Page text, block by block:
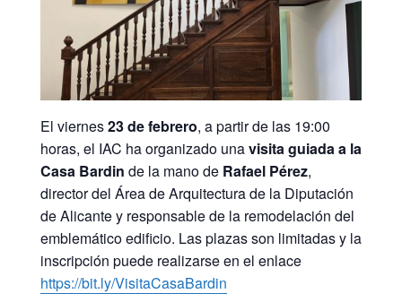
El viernes23 de febrero, a partir de las 19:00
horas, el IAC ha organizado unavisita guiada a la
Casa Bardin de la mano de Rafael Pérez,
director del Área de Arquitectura de la Diputación
de Alicante y responsable de la remodelación del
emblemático edificio. Las plazas son limitadas y la
inscripción puede realizarse en el enlace
https://bit.ly/VisitaCasaBardin